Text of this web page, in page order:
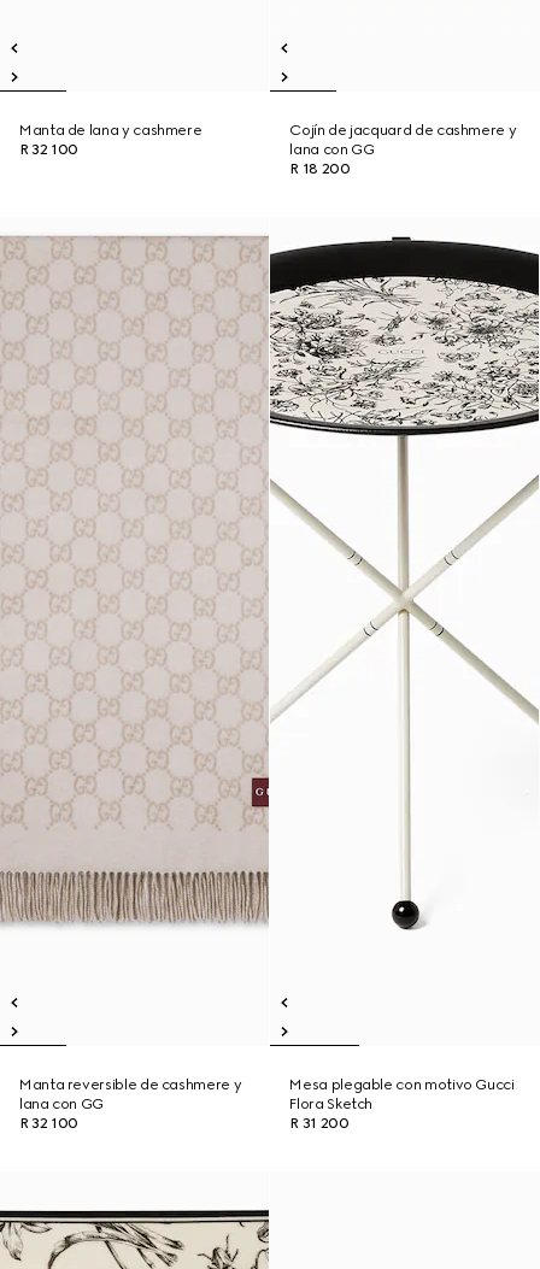
Manta de lana y cashmere
R 32 100
Cojín de jacquard de cashmere y
lana con GG
R 18 200
Manta reversible de cashmere y
lana con GG
R 32 100
Mesa plegable con motivo Gucci
Flora Sketch
R 31 200